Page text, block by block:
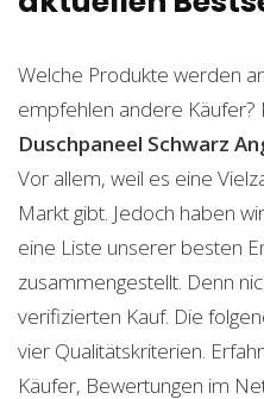
Welche Produkte werden
empfehlen andere Käufer?
Duschpaneel Schwarz
Vor allem, weil es eine
Markt gibt. Jedoch haben
eine Liste unserer besten
zusammengestellt. Denn
verifizierten Kauf. Die
vier Qualitätskriterien.
Käufer, Bewertungen im